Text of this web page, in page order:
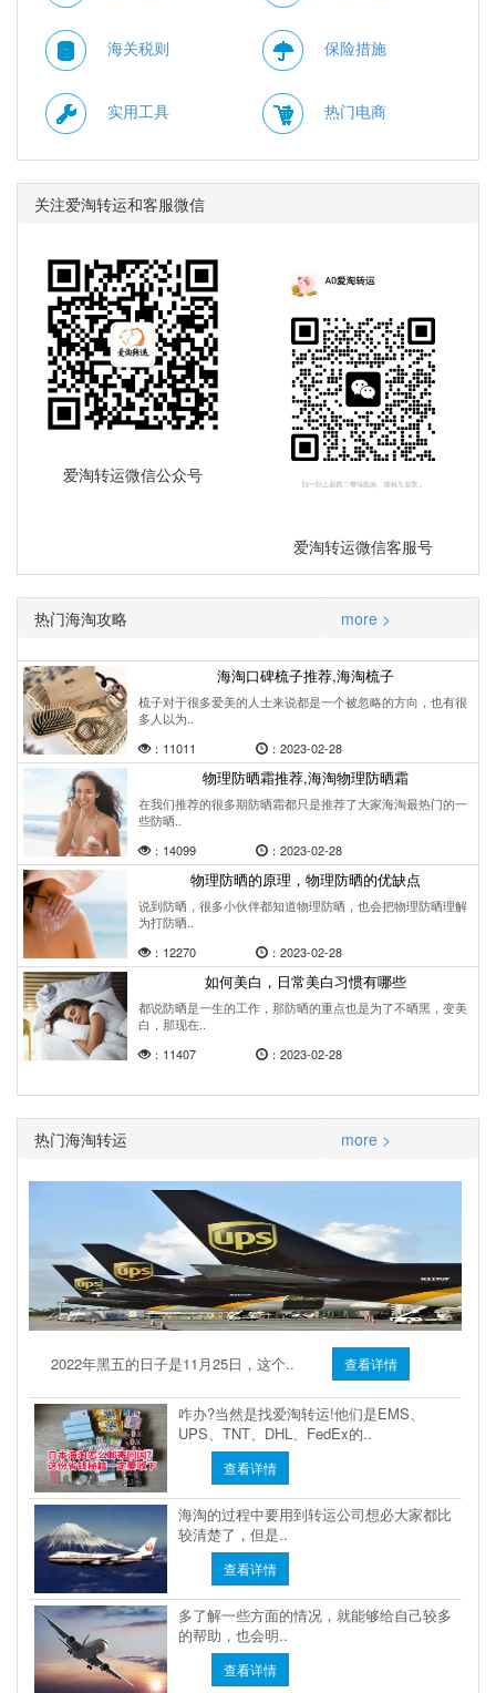
海关税则 保险措施
实用工具 热门电商
关注爱淘转运和客服微信
爱淘转运微信公众号
爱淘转运微信客服号
热门海淘攻略 more >
海淘口碑梳子推荐,海淘梳子
梳子对于很多爱美的人士来说都是一个被忽略的方向，也有很
多人以为..
：11011
：2023-02-28
物理防晒霜推荐,海淘物理防晒霜
在我们推荐的很多期防晒霜都只是推荐了大家海淘最热门的一
些防晒..
：14099
：2023-02-28
物理防晒的原理，物理防晒的优缺点
说到防晒，很多小伙伴都知道物理防晒，也会把物理防晒理解
为打防晒..
：12270
：2023-02-28
如何美白，日常美白习惯有哪些
都说防晒是一生的工作，那防晒的重点也是为了不晒黑，变美
白，那现在..
：11407
：2023-02-28
热门海淘转运 more >
2022年黑五的日子是11月25日，这个.. 查看详情
咋办?当然是找爱淘转运!他们是EMS、
UPS、TNT、DHL、FedEx的..
查看详情
海淘的过程中要用到转运公司想必大家都比
较清楚了，但是..
查看详情
多了解一些方面的情况，就能够给自己较多
的帮助，也会明..
查看详情